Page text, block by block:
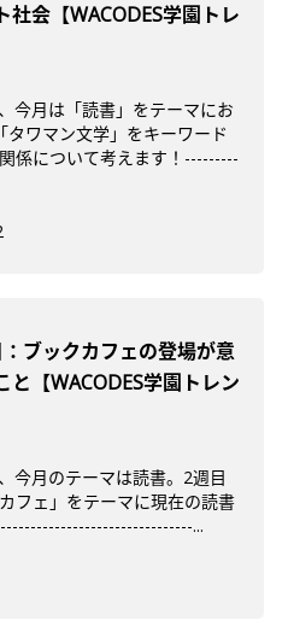
社会【WACODES学園トレ
今月は「読書」をテーマにお
ワマン文学」をキーワード
係について考えます！---------
ブックカフェの登場が意
と【WACODES学園トレン
今月のテーマは読書。2週目
フェ」をテーマに現在の読書
...